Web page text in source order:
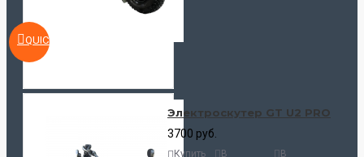
QUICKVIEW
Электроскутер GT U2 PRO
3700 руб.
Купить
В
В